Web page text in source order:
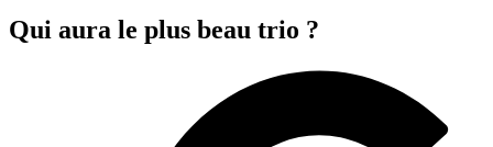
Qui aura le plus beau trio ?